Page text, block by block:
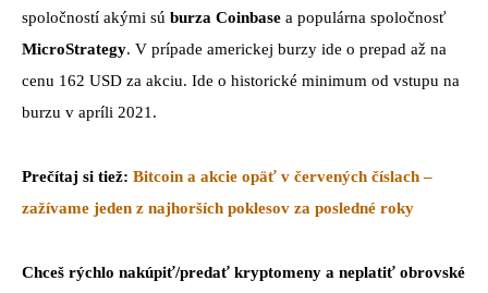
spoločností akými sú burza Coinbase a populárna spoločnosť
MicroStrategy. V prípade americkej burzy ide o prepad až na
cenu 162 USD za akciu. Ide o historické minimum od vstupu na
burzu v apríli 2021.
Prečítaj si tiež: Bitcoin a akcie opäť v červených číslach –
zažívame jeden z najhorších poklesov za posledné roky
Chceš rýchlo nakúpiť/predať kryptomeny a neplatiť obrovské